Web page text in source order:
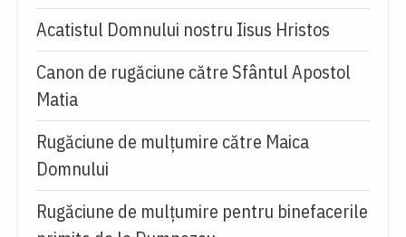
Acatistul Domnului nostru Iisus Hristos
Canon de rugăciune către Sfântul Apostol
Matia
Rugăciune de mulţumire către Maica
Domnului
Rugăciune de mulțumire pentru binefacerile